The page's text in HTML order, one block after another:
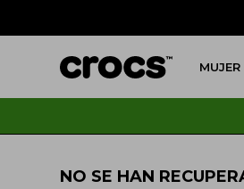
MUJER
NO SE HAN